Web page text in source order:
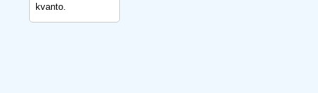
kvanto.